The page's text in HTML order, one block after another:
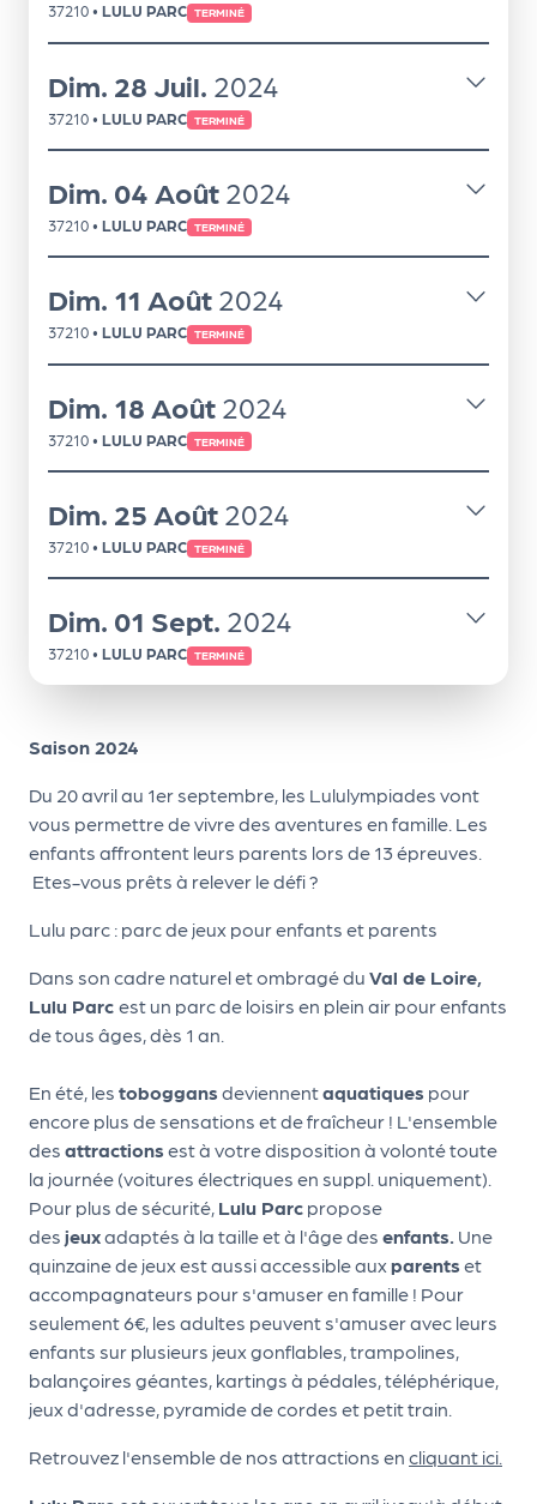
37210 • LULU PARC TERMINÉ
Dim. 28 Juil. 2024
37210 • LULU PARC TERMINÉ
Dim. 04 Août 2024
37210 • LULU PARC TERMINÉ
Dim. 11 Août 2024
37210 • LULU PARC TERMINÉ
Dim. 18 Août 2024
37210 • LULU PARC TERMINÉ
Dim. 25 Août 2024
37210 • LULU PARC TERMINÉ
Dim. 01 Sept. 2024
37210 • LULU PARC TERMINÉ
Saison 2024
Du 20 avril au 1er septembre, les Lululympiades vont
vous permettre de vivre des aventures en famille. Les
enfants affrontent leurs parents lors de 13 épreuves.
Etes-vous prêts à relever le défi ?
Lulu parc : parc de jeux pour enfants et parents
Dans son cadre naturel et ombragé du Val de Loire,
Lulu Parc est un parc de loisirs en plein air pour enfants
de tous âges, dès 1 an.
En été, les toboggans deviennentaquatiques pour
encore plus de sensations et de fraîcheur ! L'ensemble
des attractions est à votre disposition à volonté toute
la journée (voitures électriques en suppl. uniquement).
Pour plus de sécurité, Lulu Parc propose
des jeuxadaptés à la taille et à l'âge des enfants. Une
quinzaine de jeux est aussi accessible auxparents et
accompagnateurs pour s'amuser en famille ! Pour
seulement 6€, les adultes peuvent s'amuser avec leurs
enfants sur plusieurs jeux gonflables, trampolines,
balançoires géantes, kartings à pédales, téléphérique,
jeux d'adresse, pyramide de cordes et petit train.
Retrouvez l'ensemble de nos attractions en cliquant ici.
P
r
o
p
o
s
e
r
u
é
v
è
e
m
e
n
t
n
n
u
ir
d
e
s
o
g
a
n
is
t
e
u
r
s
L
e
cl
u
b
d
e
s